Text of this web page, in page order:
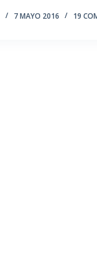
7 MAYO 2016 19